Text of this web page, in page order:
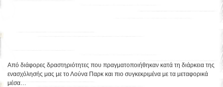
Από διάφορες δραστηριότητες που πραγματοποιήθηκαν κατά τη διάρκεια της
ενασχόλησής μας με το Λούνα Παρκ και πιο συγκεκριμένα με τα μεταφορικά
μέσα…